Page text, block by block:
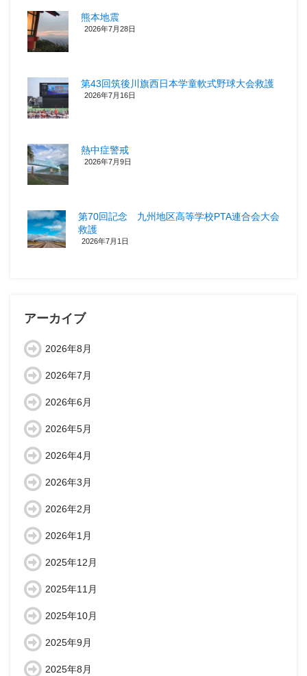
熊本地震
2026年7月28日
第43回筑後川旗西日本学童軟式野球大会救護
2026年7月16日
熱中症警戒
2026年7月9日
第70回記念 九州地区高等学校PTA連合会大会
救護
2026年7月1日
アーカイブ
2026年8月
2026年7月
2026年6月
2026年5月
2026年4月
2026年3月
2026年2月
2026年1月
2025年12月
2025年11月
2025年10月
2025年9月
2025年8月